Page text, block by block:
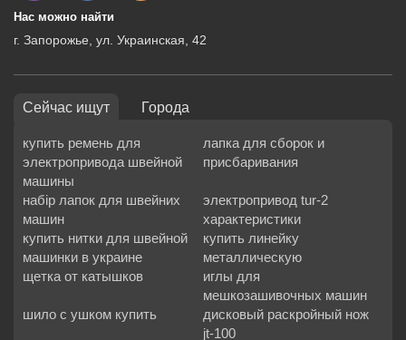
Нас можно найти
г. Запорожье, ул. Украинская, 42
Сейчас ищут Города
купить ремень для
электропривода швейной
машины
лапка для сборок и
присбаривания
набір лапок для швейних
машин
электропривод tur-2
характеристики
купить нитки для швейной
машинки в украине
купить линейку
металлическую
щетка от катышков
иглы для
мешкозашивочных машин
шило с ушком купить
дисковый раскройный нож
jt-100